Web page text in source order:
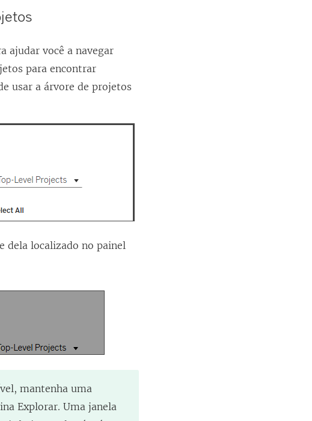
ajudar você a navegar
para encontrar
usar a árvore de projetos
dela localizado no painel
mantenha uma
Explorar. Uma janela